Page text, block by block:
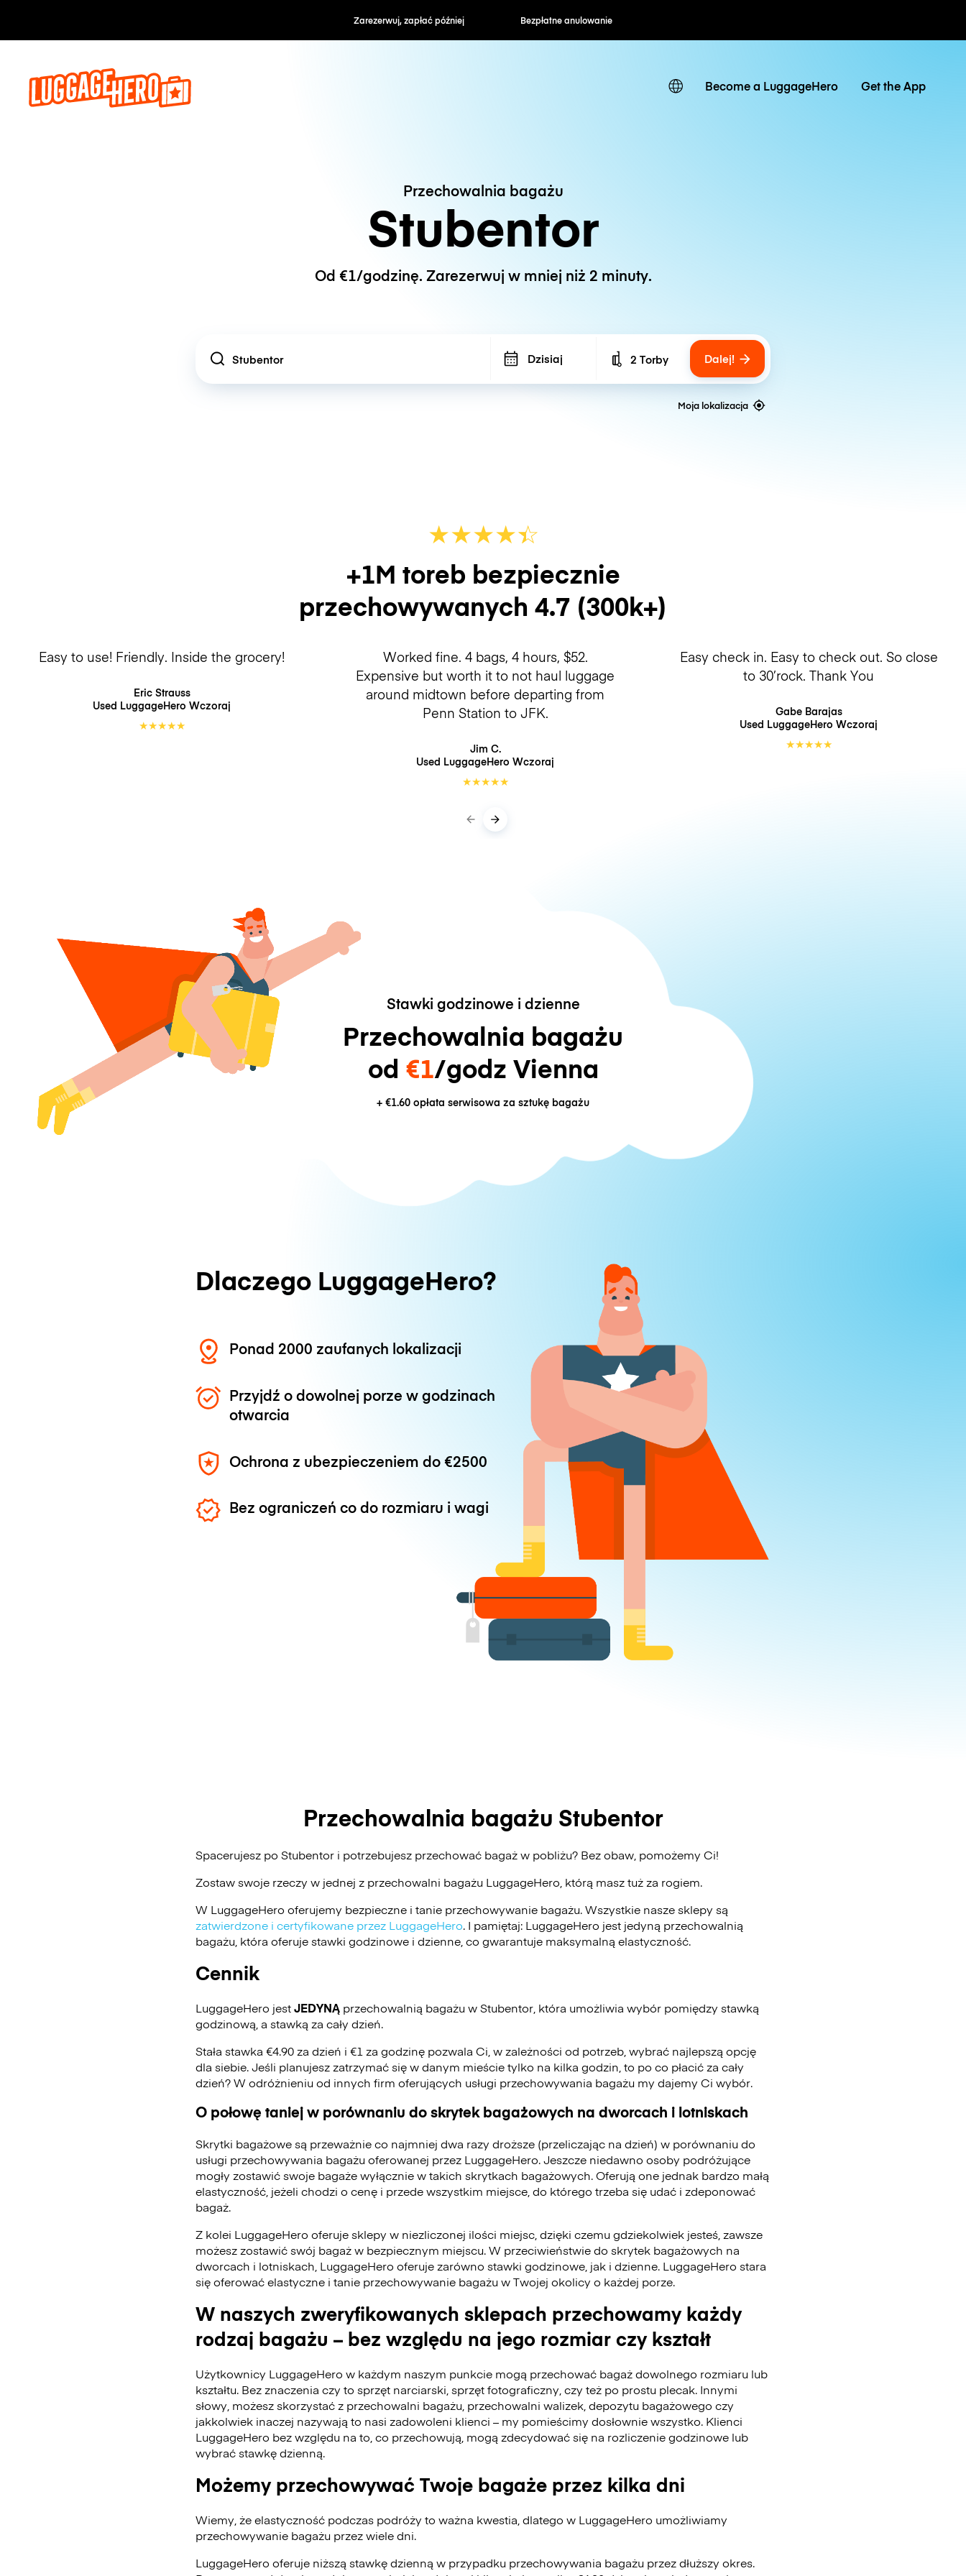
Zarezerwuj, zapłać później Bezpłatne anulowanie Stawki godzinowe / dzienne
Become a LuggageHero Get the App
Przechowalnia bagażu
Stubentor
Od €1/godzinę. Zarezerwuj w mniej niż 2 minuty.
Location Dzisiaj Number of bags
2 Torby Dalej!
Moja lokalizacja
★★★★☆
★
+1M toreb bezpiecznie
przechowywanych 4.7 (300k+)
Easy to use! Friendly. Inside the grocery!
Eric Strauss
Used LuggageHero Wczoraj
★★★★★
Worked fine. 4 bags, 4 hours, $52.
Expensive but worth it to not haul luggage
around midtown before departing from
Penn Station to JFK.
Jim C.
Used LuggageHero Wczoraj
★★★★★
Easy check in. Easy to check out. So close
to 30’rock. Thank You
Gabe Barajas
Used LuggageHero Wczoraj
★★★★★
Stawki godzinowe i dzienne
Przechowalnia bagażu
od €1/godz Vienna
+ €1.60 opłata serwisowa za sztukę bagażu
Dlaczego LuggageHero?
Ponad 2000 zaufanych lokalizacji
Przyjdź o dowolnej porze w godzinach
otwarcia
Ochrona z ubezpieczeniem do €2500
Bez ograniczeń co do rozmiaru i wagi
Przechowalnia bagażu Stubentor
Spacerujesz po Stubentor i potrzebujesz przechować bagaż w pobliżu? Bez obaw, pomożemy Ci!
Zostaw swoje rzeczy w jednej z przechowalni bagażu LuggageHero , którą masz tuż za rogiem.
W LuggageHero oferujemy bezpieczne i tanie przechowywanie bagażu. Wszystkie nasze sklepy są
zatwierdzone i certyfikowane przez LuggageHero. I pamiętaj: LuggageHero jest jedyną przechowalnią
bagażu, która oferuje stawki godzinowe i dzienne, co gwarantuje maksymalną elastyczność.
Cennik
LuggageHero jestJEDYNĄ przechowalnią bagażu w Stubentor, która umożliwia wybór pomiędzy stawką
godzinową, a stawką za cały dzień.
Stała stawka €4.90 za dzień i €1 za godzinę pozwala Ci, w zależności od potrzeb, wybrać najlepszą opcję
dla siebie. Jeśli planujesz zatrzymać się w danym mieście tylko na kilka godzin, to po co płacić za cały
dzień? W odróżnieniu od innych firm oferujących usługi przechowywania bagażu my dajemy Ci wybór.
O połowę taniej w porównaniu do skrytek bagażowych na dworcach i lotniskach
Skrytki bagażowe są przeważnie co najmniej dwa razy droższe (przeliczając na dzień) w porównaniu do
usługi przechowywania bagażu oferowanej przez LuggageHero. Jeszcze niedawno osoby podróżujące
mogły zostawić swoje bagaże wyłącznie w takich skrytkach bagażowych. Oferują one jednak bardzo małą
elastyczność, jeżeli chodzi o cenę i przede wszystkim miejsce, do którego trzeba się udać i zdeponować
bagaż.
Z kolei LuggageHero oferuje sklepy w niezliczonej ilości miejsc, dzięki czemu gdziekolwiek jesteś, zawsze
możesz zostawić swój bagaż w bezpiecznym miejscu. W przeciwieństwie do skrytek bagażowych na
dworcach i lotniskach, LuggageHero oferuje zarówno stawki godzinowe, jak i dzienne. LuggageHero stara
się oferować elastyczne i tanie przechowywanie bagażu w Twojej okolicy o każdej porze.
W naszych zweryfikowanych sklepach przechowamy każdy
rodzaj bagażu – bez względu na jego rozmiar czy kształt
Użytkownicy LuggageHero w każdym naszym punkcie mogą przechować bagaż dowolnego rozmiaru lub
kształtu. Bez znaczenia czy to sprzęt narciarski, sprzęt fotograficzny, czy też po prostu plecak. Innymi
słowy, możesz skorzystać z przechowalni bagażu, przechowalni walizek, depozytu bagażowego czy
jakkolwiek inaczej nazywają to nasi zadowoleni klienci – my pomieścimy dosłownie wszystko. Klienci
LuggageHero bez względu na to, co przechowują, mogą zdecydować się na rozliczenie godzinowe lub
wybrać stawkę dzienną.
Możemy przechowywać Twoje bagaże przez kilka dni
Wiemy, że elastyczność podczas podróży to ważna kwestia, dlatego w LuggageHero umożliwiamy
przechowywanie bagażu przez wiele dni.
LuggageHero oferuje niższą stawkę dzienną w przypadku przechowywania bagażu przez dłuższy okres.